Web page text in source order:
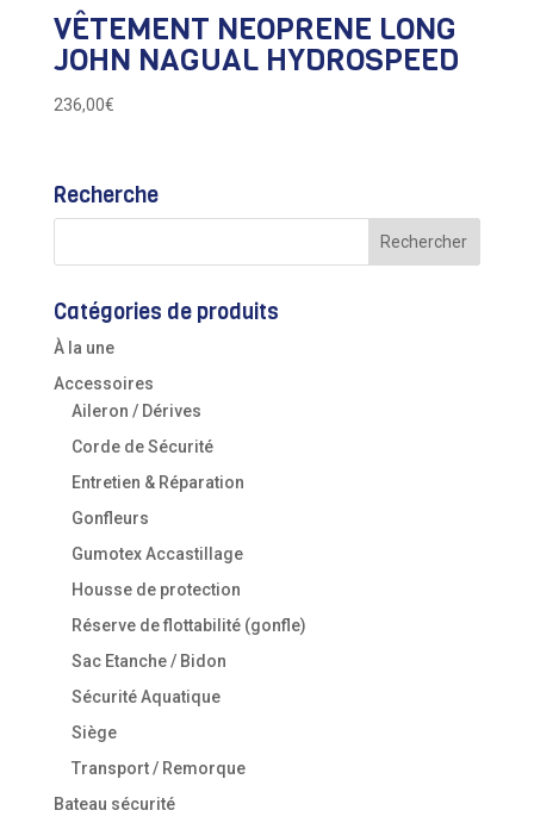
VÊTEMENT NEOPRENE LONG
JOHN NAGUAL HYDROSPEED
236,00€
Recherche
Catégories de produits
À la une
Accessoires
Aileron / Dérives
Corde de Sécurité
Entretien & Réparation
Gonfleurs
Gumotex Accastillage
Housse de protection
Réserve de flottabilité (gonfle)
Sac Etanche / Bidon
Sécurité Aquatique
Siège
Transport / Remorque
Bateau sécurité